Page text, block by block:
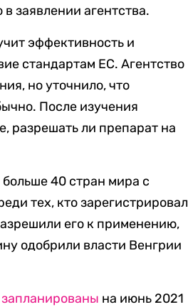
заявлении агентства.
эффективность и
стандартам ЕС. Агентство
но уточнило, что
После изучения
разрешать ли препарат на
больше 40 стран мира с
тех, кто зарегистрировал
его к применению,
одобрили власти Венгрии
запланированы на июнь 2021